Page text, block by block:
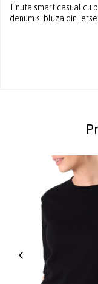
Tinuta smart casual cu
denum si bluza din